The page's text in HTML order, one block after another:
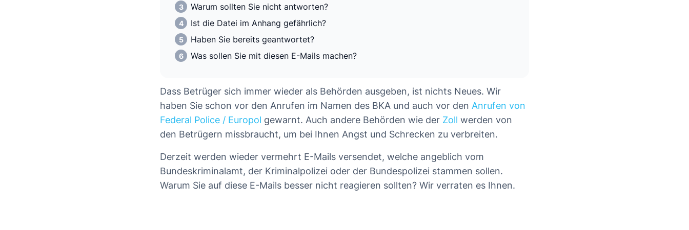
Warum sollten Sie nicht antworten?
Ist die Datei im Anhang gefährlich?
Haben Sie bereits geantwortet?
Was sollen Sie mit diesen E-Mails machen?
Dass Betrüger sich immer wieder als Behörden ausgeben, ist nichts Neues. Wir
haben Sie schon vor den Anrufen im Namen des BKA und auch vor den Anrufen von
Federal Police / Europol gewarnt. Auch andere Behörden wie der Zoll werden von
den Betrügern missbraucht, um bei Ihnen Angst und Schrecken zu verbreiten.
Derzeit werden wieder vermehrt E-Mails versendet, welche angeblich vom
Bundeskriminalamt, der Kriminalpolizei oder der Bundespolizei stammen sollen.
Warum Sie auf diese E-Mails besser nicht reagieren sollten? Wir verraten es Ihnen.